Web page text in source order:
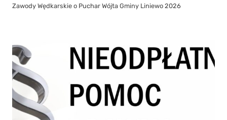
Zawody Wędkarskie o Puchar Wójta Gminy Liniewo 2026